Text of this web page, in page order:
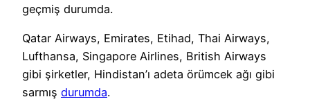
geçmiş durumda.
Qatar Airways, Emirates, Etihad, Thai Airways,
Lufthansa, Singapore Airlines, British Airways
gibi şirketler, Hindistan’ı adeta örümcek ağı gibi
sarmış durumda.